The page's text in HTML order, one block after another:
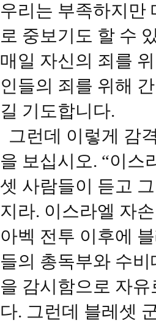
우리는 부족하지만
로 중보기도 할 수
매일 자신의 죄를
인들의 죄를 위해
길 기도합니다.
그런데 이렇게 감
을 보십시오. “이스
셋 사람들이 듣고
지라. 이스라엘 자
아벡 전투 이후에
들의 총독부와 수
을 감시함으로 자
다. 그런데 블레셋